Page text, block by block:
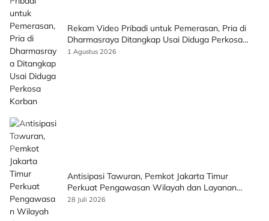
Rekam Video Pribadi untuk Pemerasan, Pria di
Dharmasraya Ditangkap Usai Diduga Perkosa
Korban
1 Agustus 2026
Antisipasi Tawuran, Pemkot Jakarta Timur
Perkuat Pengawasan Wilayah dan Layanan
Publik
28 Juli 2026